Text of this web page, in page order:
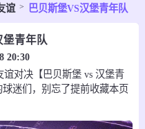
谊 巴贝斯堡VS汉堡青年队
堡青年队
20:30
谊对决【巴贝斯堡 vs 汉堡青
迷们，别忘了提前收藏本页